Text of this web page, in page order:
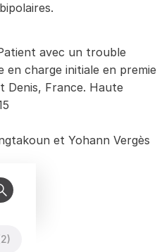
.
avec un trouble
en charge initiale en
Denis, France. Haute
et Yohann Vergès